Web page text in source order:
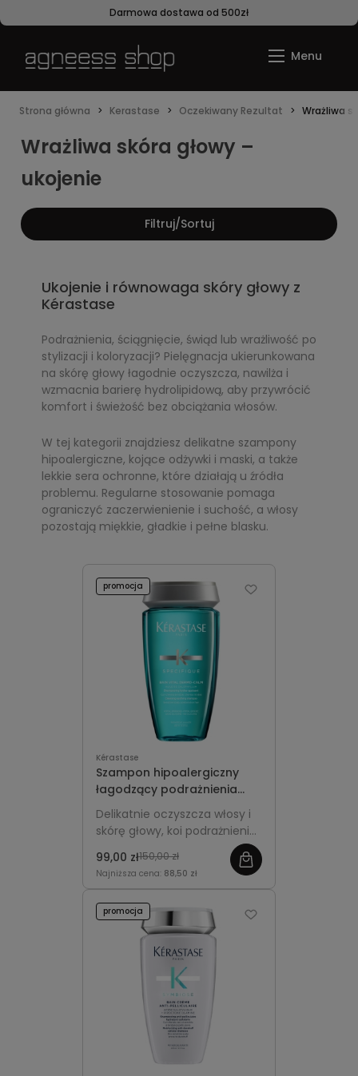
Darmowa dostawa od 500zł
Strona główna Kerastase Oczekiwany Rezultat Wrażliwa
Wrażliwa skóra głowy –
ukojenie
Filtruj/Sortuj
Ukojenie i równowaga skóry głowy z
Kérastase
Podrażnienia, ściągnięcie, świąd lub wrażliwość po
stylizacji i koloryzacji? Pielęgnacja ukierunkowana
na skórę głowy łagodnie oczyszcza, nawilża i
wzmacnia barierę hydrolipidową, aby przywrócić
komfort i świeżość bez obciążania włosów.
W tej kategorii znajdziesz delikatne szampony
hipoalergiczne, kojące odżywki i maski, a także
lekkie sera ochronne, które działają u źródła
problemu. Regularne stosowanie pomaga
ograniczyć zaczerwienienie i suchość, a włosy
pozostają miękkie, gładkie i pełne blasku.
Kérastase
Szampon hipoalergiczny
łagodzący podrażnienia
skóry głowy - Kérastase
Specifique Bain Vital
Dermo-Calm 250ml
Delikatnie oczyszcza włosy i
skórę głowy, koi podrażnienia,
przywraca uczucie komfortu.
99,00 zł150,00 zł
Najniższa cena: 88,50 zł
promocja
promocja